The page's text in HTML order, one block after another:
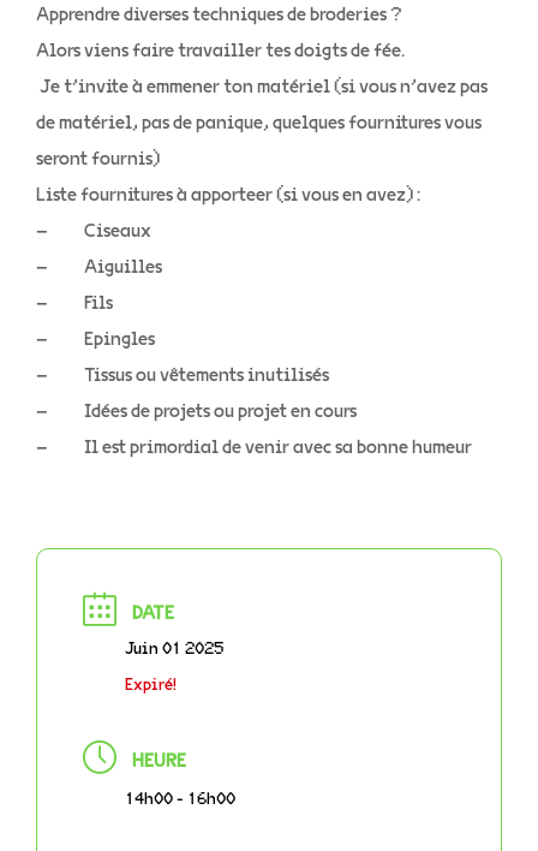
Apprendre diverses techniques de broderies ?
Alors viens faire travailler tes doigts de fée.
Je t’invite à emmener ton matériel (si vous n’avez pas
de matériel, pas de panique, quelques fournitures vous
seront fournis)
Liste fournitures à apporteer (si vous en avez) :
– Ciseaux
– Aiguilles
– Fils
– Epingles
– Tissus ou vêtements inutilisés
– Idées de projets ou projet en cours
– Il est primordial de venir avec sa bonne humeur
DATE
Juin 01 2025
Expiré!
HEURE
14h00 - 16h00